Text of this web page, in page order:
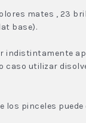
mates , 23
base).
indistintamente
caso utilizar
los pinceles